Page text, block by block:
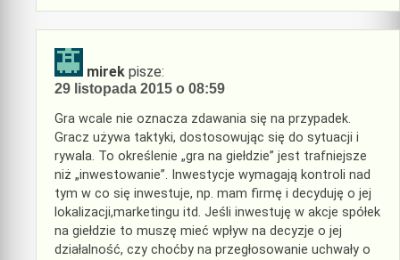
mirek pisze:
29 listopada 2015 o 08:59
Gra wcale nie oznacza zdawania się na przypadek.
Gracz używa taktyki, dostosowując się do sytuacji i
rywala. To określenie „gra na giełdzie” jest trafniejsze
niż „inwestowanie”. Inwestycje wymagają kontroli nad
tym w co się inwestuje, np. mam firmę i decyduję o jej
lokalizacji,marketingu itd. Jeśli inwestuję w akcje spółek
na giełdzie to muszę mieć wpływ na decyzje o jej
działalność, czy choćby na przegłosowanie uchwały o